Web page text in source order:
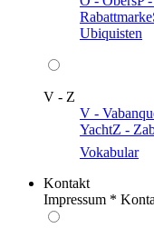
Rabattmarke
Ubiquisten
V - Z
V -
YachtZ -
Vokabular
Kontakt
Impressum *